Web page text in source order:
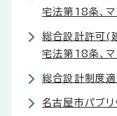
宅法第18条、
総合設計許可(
宅法第18条、
総合設計制度適
名古屋市パブリ